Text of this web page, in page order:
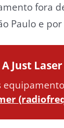
fora
Paulo e
A Just